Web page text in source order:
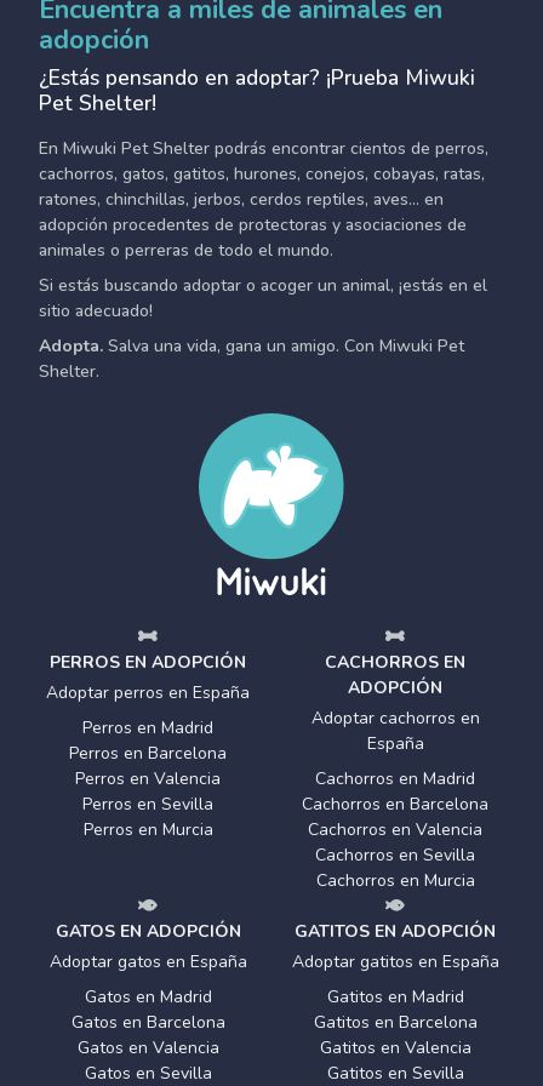
Encuentra a miles de animales en
adopción
¿Estás pensando en adoptar? ¡Prueba Miwuki
Pet Shelter!
En Miwuki Pet Shelter podrás encontrar cientos de perros,
cachorros, gatos, gatitos, hurones, conejos, cobayas, ratas,
ratones, chinchillas, jerbos, cerdos reptiles, aves... en
adopción procedentes de protectoras y asociaciones de
animales o perreras de todo el mundo.
Si estás buscando adoptar o acoger un animal, ¡estás en el
sitio adecuado!
Adopta. Salva una vida, gana un amigo. Con Miwuki Pet
Shelter.
PERROS EN ADOPCIÓN
Adoptar perros en España
Perros en Madrid
Perros en Barcelona
Perros en Valencia
Perros en Sevilla
Perros en Murcia
CACHORROS EN
ADOPCIÓN
Adoptar cachorros en
España
Cachorros en Madrid
Cachorros en Barcelona
Cachorros en Valencia
Cachorros en Sevilla
Cachorros en Murcia
GATOS EN ADOPCIÓN
Adoptar gatos en España
Gatos en Madrid
Gatos en Barcelona
Gatos en Valencia
Gatos en Sevilla
GATITOS EN ADOPCIÓN
Adoptar gatitos en España
Gatitos en Madrid
Gatitos en Barcelona
Gatitos en Valencia
Gatitos en Sevilla